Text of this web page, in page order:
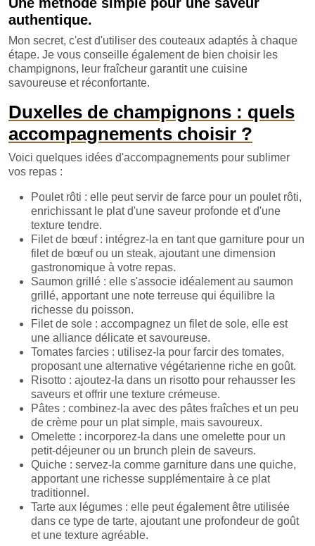
authentique.
Mon secret, c'est d'utiliser des couteaux adaptés à chaque
étape. Je vous conseille également de bien choisir les
champignons, leur fraîcheur garantit une cuisine
savoureuse et réconfortante.
Duxelles de champignons : quels
accompagnements choisir ?
Voici quelques idées d'accompagnements pour sublimer
vos repas :
Poulet rôti : elle peut servir de farce pour un poulet rôti,
enrichissant le plat d'une saveur profonde et d'une
texture tendre.
Filet de bœuf : intégrez-la en tant que garniture pour un
filet de bœuf ou un steak, ajoutant une dimension
gastronomique à votre repas.
Saumon grillé : elle s'associe idéalement au saumon
grillé, apportant une note terreuse qui équilibre la
richesse du poisson.
Filet de sole : accompagnez un filet de sole, elle est
une alliance délicate et savoureuse.
Tomates farcies : utilisez-la pour farcir des tomates,
proposant une alternative végétarienne riche en goût.
Risotto : ajoutez-la dans un risotto pour rehausser les
saveurs et offrir une texture crémeuse.
Pâtes : combinez-la avec des pâtes fraîches et un peu
de crème pour un plat simple, mais savoureux.
Omelette : incorporez-la dans une omelette pour un
petit-déjeuner ou un brunch plein de saveurs.
Quiche : servez-la comme garniture dans une quiche,
apportant une richesse supplémentaire à ce plat
traditionnel.
Tarte aux légumes : elle peut également être utilisée
dans ce type de tarte, ajoutant une profondeur de goût
et une texture agréable.